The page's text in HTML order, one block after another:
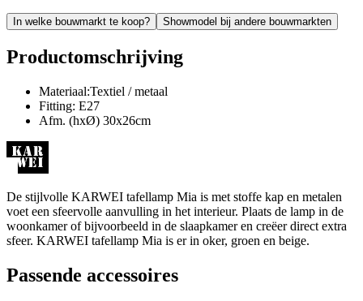
In welke bouwmarkt te koop? Showmodel bij andere bouwmarkten
Productomschrijving
Materiaal:Textiel / metaal
Fitting: E27
Afm. (hxØ) 30x26cm
De stijlvolle KARWEI tafellamp Mia is met stoffe kap en metalen
voet een sfeervolle aanvulling in het interieur. Plaats de lamp in de
woonkamer of bijvoorbeeld in de slaapkamer en creëer direct extra
sfeer. KARWEI tafellamp Mia is er in oker, groen en beige.
Passende accessoires